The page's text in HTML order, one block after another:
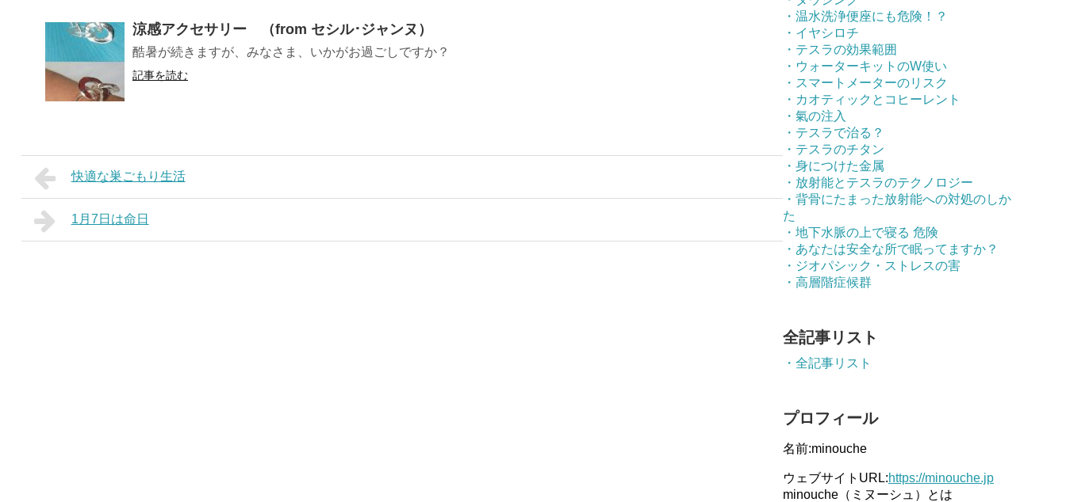
涼感アクセサリー （from セシル･ジャンヌ）
酷暑が続きますが、みなさま、いかがお過ごしですか？
記事を読む
快適な巣ごもり生活
1月7日は命日
・温水洗浄便座にも危険！？
・イヤシロチ
・テスラの効果範囲
・ウォーターキットのW使い
・スマートメーターのリスク
・カオティックとコヒーレント
・氣の注入
・テスラで治る？
・テスラのチタン
・身につけた金属
・放射能とテスラのテクノロジー
・背骨にたまった放射能への対処のしか
た
・地下水脈の上で寝る 危険
・あなたは安全な所で眠ってますか？
・ジオパシック・ストレスの害
・高層階症候群
全記事リスト
・全記事リスト
プロフィール
名前:minouche
ウェブサイトURL:https://minouche.jp
minouche（ミヌーシュ）とは